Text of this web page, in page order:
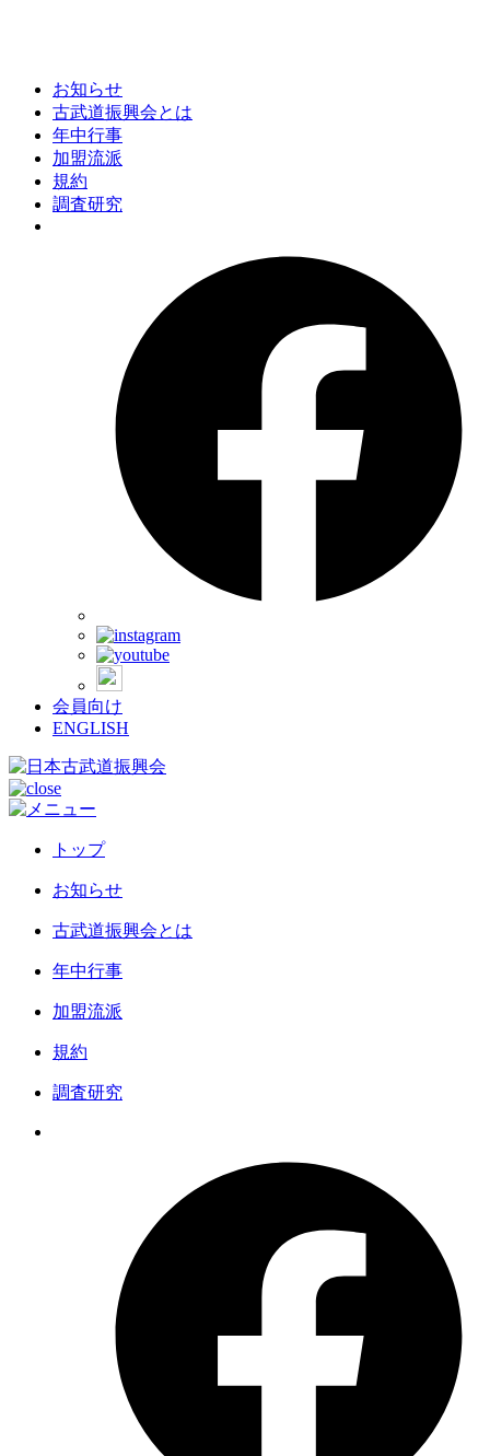
お知らせ
古武道振興会とは
年中行事
加盟流派
規約
調査研究
会員向け
ENGLISH
トップ
お知らせ
古武道振興会とは
年中行事
加盟流派
規約
調査研究